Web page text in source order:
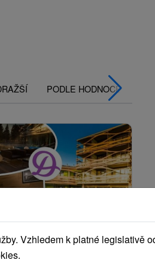
PODLE HODNOCENÍ
od2 270,03Kč
Vzhledem k platné legislativě